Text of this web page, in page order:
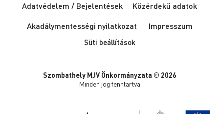
Adatvédelem / Bejelentések
Közérdekű adatok
Akadálymentességi nyilatkozat
Impresszum
Süti beállítások
Szombathely MJV Önkormányzata © 2026
Minden jog fenntartva